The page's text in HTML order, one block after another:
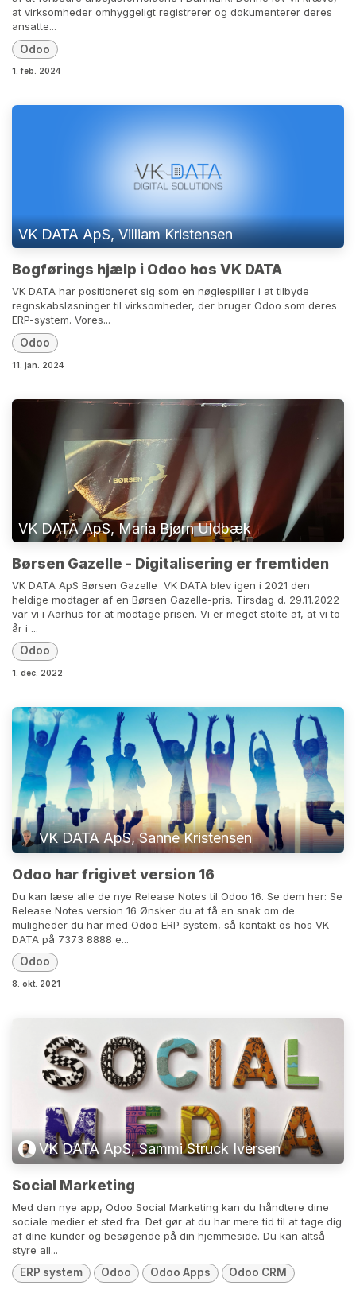
at virksomheder omhyggeligt registrerer og dokumenterer deres
ansatte...
Odoo
1. feb. 2024
VK DATA ApS, Villiam Kristensen
Bogførings hjælp i Odoo hos VK DATA
VK DATA har positioneret sig som en nøglespiller i at tilbyde
regnskabsløsninger til virksomheder, der bruger Odoo som deres
ERP-system. Vores...
Odoo
11. jan. 2024
VK DATA ApS, Maria Bjørn Uldbæk
Børsen Gazelle - Digitalisering er fremtiden
VK DATA ApS Børsen Gazelle ​ VK DATA blev igen i 2021 den
heldige modtager af en Børsen Gazelle-pris. Tirsdag d. 29.11.2022
var vi i Aarhus for at modtage prisen. Vi er meget stolte af, at vi to
år i ...
Odoo
1. dec. 2022
VK DATA ApS, Sanne Kristensen
Odoo har frigivet version 16
Du kan læse alle de nye Release Notes til Odoo 16. Se dem her: Se
Release Notes version 16 Ønsker du at få en snak om de
muligheder du har med Odoo ERP system, så kontakt os hos VK
DATA på 7373 8888 e...
Odoo
8. okt. 2021
VK DATA ApS, Sammi Struck Iversen
Social Marketing
Med den nye app, Odoo Social Marketing kan du håndtere dine
sociale medier et sted fra. Det gør at du har mere tid til at tage dig
af dine kunder og besøgende på din hjemmeside. Du kan altså
styre all...
ERP system
Odoo Odoo Apps Odoo CRM